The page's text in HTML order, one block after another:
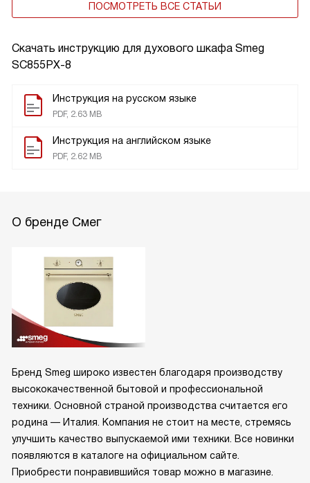
Скачать инструкцию для духового шкафа Smeg
SC855PX-8
Инструкция на русском языке
PDF, 2.63 MB
Инструкция на английском языке
PDF, 2.62 MB
ПОСМОТРЕТЬ ВСЕ СТАТЬИ
О бренде Смег
Бренд Smeg широко известен благодаря производству
высококачественной бытовой и профессиональной
техники. Основной страной производства считается его
родина — Италия. Компания не стоит на месте, стремясь
улучшить качество выпускаемой ими техники. Все новинки
появляются в каталоге на официальном сайте.
Приобрести понравившийся товар можно в магазине.